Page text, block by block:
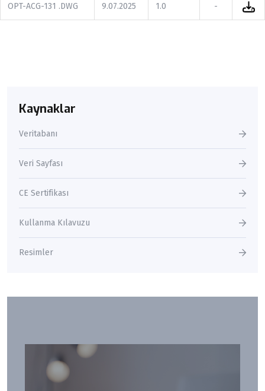
OPT-ACG-131 .DWG 9.07.2025 1.0 -
Kaynaklar
Veritabanı
Veri Sayfası
CE Sertifikası
Kullanma Kılavuzu
Resimler